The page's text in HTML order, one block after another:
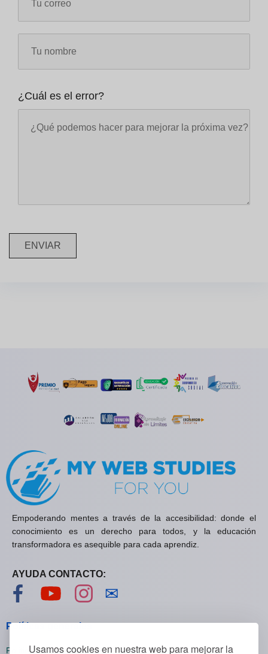
Usamos cookies en nuestra web para mejorar la
¿Cuál es el error?
ENVIAR
Empoderando mentes a través de la accesibilidad: donde el
conocimiento es un derecho para todos, y la educación
transformadora es asequible para cada aprendiz.
AYUDA CONTACTO:
Visítanos en Facebook
Visítanos en YouTube
Visítanos en Instagram
✉
Políticas generales
Políticas de privacidad